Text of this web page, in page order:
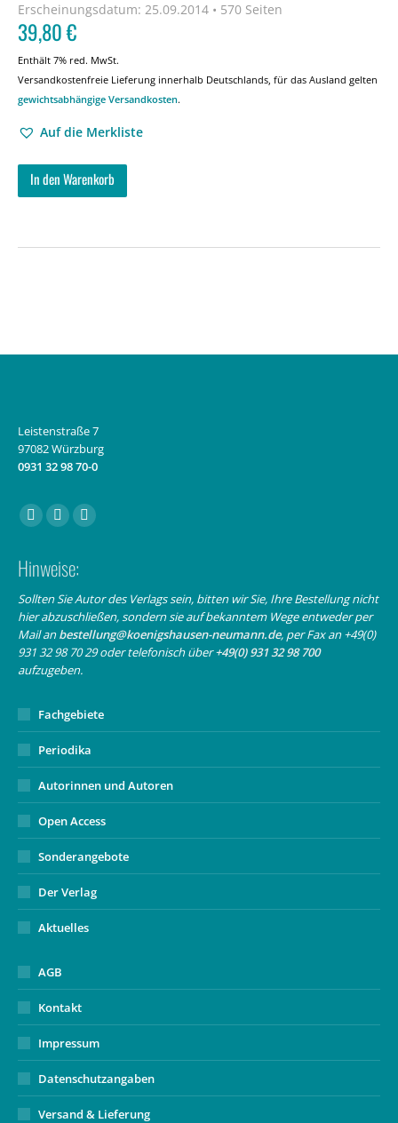
Erscheinungsdatum: 25.09.2014 • 570 Seiten
39,80€
Enthält 7% red. MwSt.
Versandkostenfreie Lieferung innerhalb Deutschlands, für das Ausland gelten
gewichtsabhängige Versandkosten.
Auf die Merkliste
In den Warenkorb
Leistenstraße 7
97082 Würzburg
0931 32 98 70-0
Finden Sie uns auf:
Facebook
opens
in
new
window
Instagram
opens
in
new
window
E-
opens
in
new
Hinweise:
Sollten Sie Autor des Verlags sein, bitten wir Sie, Ihre Bestellung nicht
hier abzuschließen, sondern sie auf bekanntem Wege entweder per
Mail anbestellung@koenigshausen-neumann.de, per Fax an +49(0)
931 32 98 70 29 oder telefonisch über+49(0) 931 32 98 700
aufzugeben.
Fachgebiete
Periodika
Autorinnen und Autoren
Open Access
Sonderangebote
Der Verlag
Aktuelles
AGB
Kontakt
Impressum
Datenschutzangaben
Versand & Lieferung